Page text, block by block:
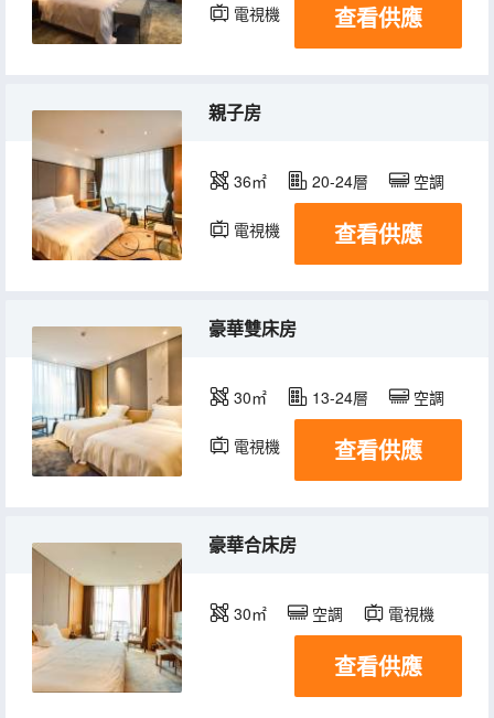
電視機 查看供應
親子房
36㎡ 20-24層 空調
電視機 查看供應
豪華雙床房
30㎡ 13-24層 空調
電視機 查看供應
豪華合床房
30㎡ 空調 電視機
查看供應